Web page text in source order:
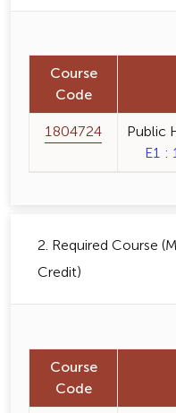
Course
Code
1804724
Public
E1 :
2. Required Course
Credit)
Course
Code